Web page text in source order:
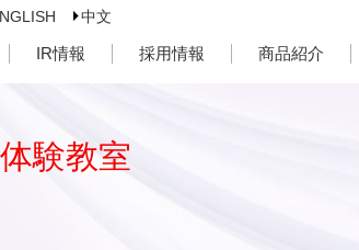
中文
IR情報 採用情報 商品紹介
験教室